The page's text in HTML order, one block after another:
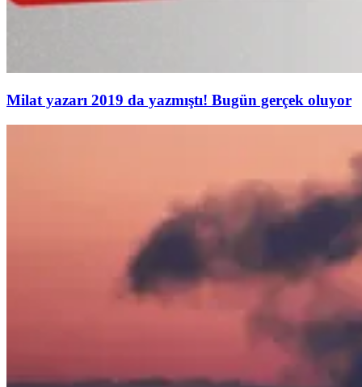
Milat yazarı 2019 da yazmıştı! Bugün gerçek oluyor